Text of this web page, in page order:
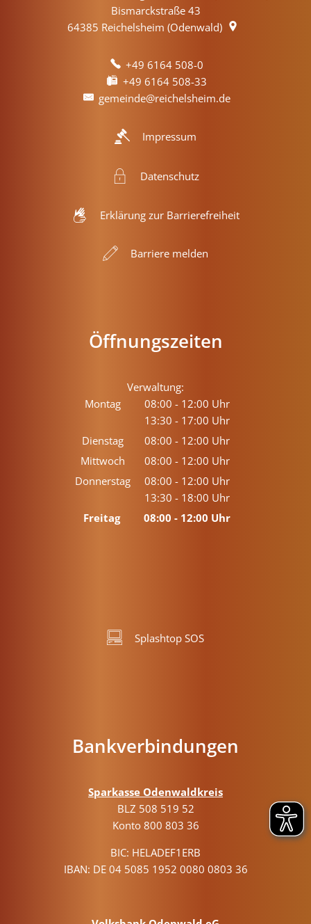
Bismarckstraße 43
64385 Reichelsheim (Odenwald)
+49 6164 508-0
+49 6164 508-33
gemeinde@reichelsheim.de
Impressum
Datenschutz
Erklärung zur Barrierefreiheit
Barriere melden
Öffnungszeiten
Verwaltung:
Montag
08:00 - 12:00 Uhr
Von 08:00 bis 12:00 Uhr
13:30 - 17:00 Uhr
Von 13:30 bis 17:00 Uhr
Dienstag 08:00 - 12:00 Uhr
Von 08:00 bis 12:00 Uhr
Mittwoch 08:00 - 12:00 Uhr
Von 08:00 bis 12:00 Uhr
Donnerstag 08:00 - 12:00 Uhr
Von 08:00 bis 12:00 Uhr
13:30 - 18:00 Uhr
Von 13:30 bis 18:00 Uhr
Freitag 08:00 - 12:00 Uhr
Splashtop SOS
Bankverbindungen
Sparkasse Odenwaldkreis
BLZ 508 519 52
Konto 800 803 36
BIC: HELADEF1ERB
IBAN: DE 04 5085 1952 0080 0803 36